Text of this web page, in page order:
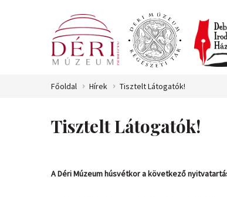
Főoldal Hírek Tisztelt Látogatók!
Tisztelt Látogatók!
A Déri Múzeum húsvétkor a következő